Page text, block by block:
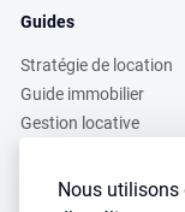
Nous utilisons
Guides
Stratégie de location
Guide immobilier
Gestion locative